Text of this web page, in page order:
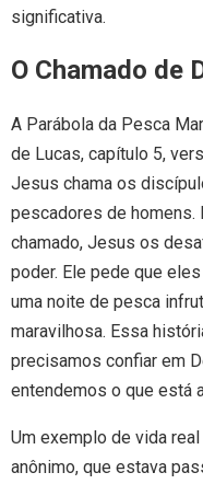
significativa.
O Chamado de
A Parábola da Pesca
de Lucas, capítulo 5,
Jesus chama os
pescadores de homens.
chamado, Jesus os
poder. Ele pede que
uma noite de pesca
maravilhosa. Essa
precisamos confiar em
entendemos o que está
Um exemplo de vida
anônimo, que estava